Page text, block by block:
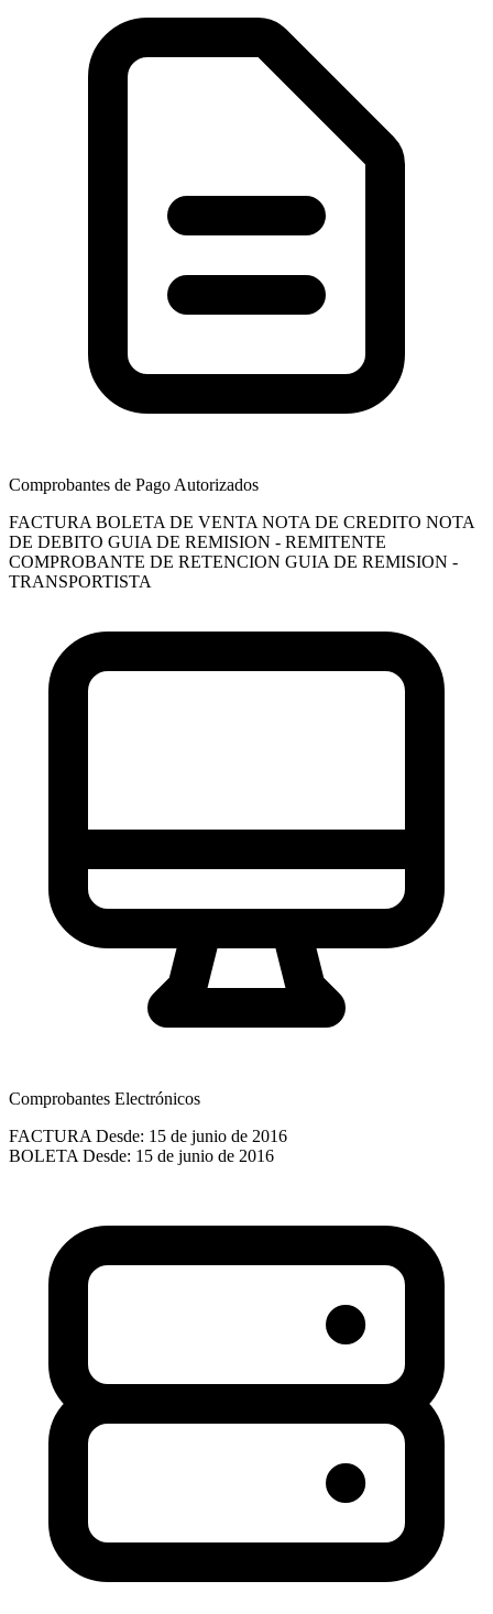
Comprobantes de Pago Autorizados
FACTURA BOLETA DE VENTA NOTA DE CREDITO NOTA
DE DEBITO GUIA DE REMISION - REMITENTE
COMPROBANTE DE RETENCION GUIA DE REMISION -
TRANSPORTISTA
Comprobantes Electrónicos
FACTURA Desde: 15 de junio de 2016
BOLETA Desde: 15 de junio de 2016